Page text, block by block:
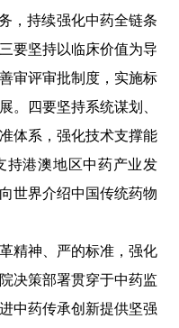
，持续强化中药全链条
要坚持以临床价值为导
审评审批制度，实施标
。四要坚持系统谋划、
体系，强化技术支撑能
持港澳地区中药产业发
世界介绍中国传统药物
神、严的标准，强化
决策部署贯穿于中药监
中药传承创新提供坚强